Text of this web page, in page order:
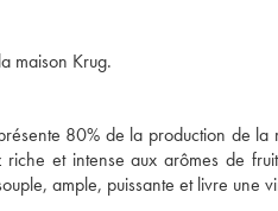
maison Krug.
80% de la production de
et intense aux arômes de
ample, puissante et livre une